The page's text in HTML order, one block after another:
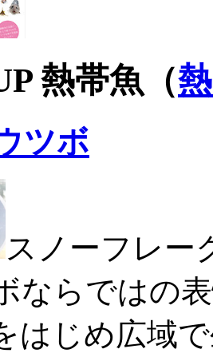
熱帯魚（
ツボ
スノーフレー
ならではの
はじめ広域